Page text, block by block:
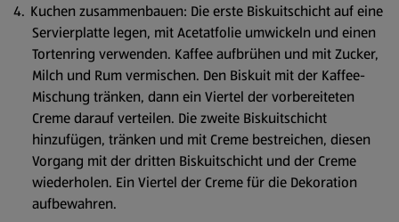
Kuchen zusammenbauen: Die erste Biskuitschicht auf eine
Servierplatte legen, mit Acetatfolie umwickeln und einen
Tortenring verwenden. Kaffee aufbrühen und mit Zucker,
Milch und Rum vermischen. Den Biskuit mit der Kaffee-
Mischung tränken, dann ein Viertel der vorbereiteten
Creme darauf verteilen. Die zweite Biskuitschicht
hinzufügen, tränken und mit Creme bestreichen, diesen
Vorgang mit der dritten Biskuitschicht und der Creme
wiederholen. Ein Viertel der Creme für die Dekoration
aufbewahren.